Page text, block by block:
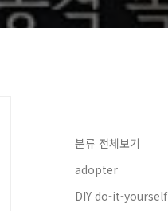
분류 전체보기
adopter
DIY do-it-yourself